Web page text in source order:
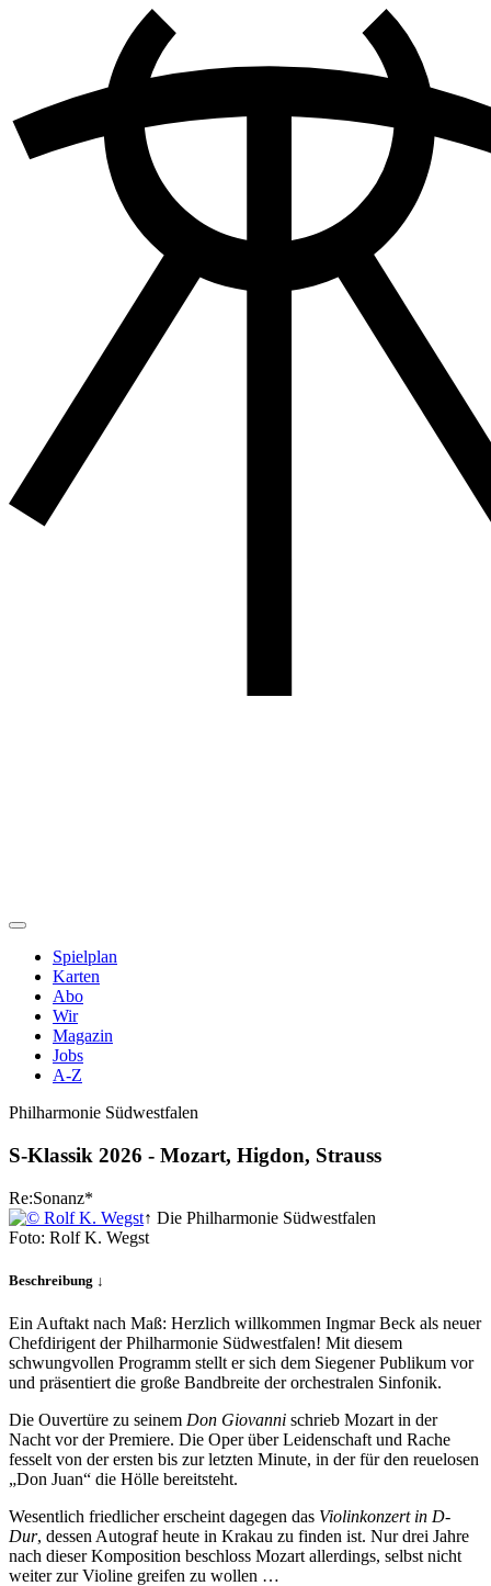
Spielplan
Karten
Abo
Wir
Magazin
Jobs
A-Z
Philharmonie Südwestfalen
S-Klassik 2026 - Mozart, Higdon, Strauss
Re:Sonanz*
↑ Die Philharmonie Südwestfalen
Foto: Rolf K. Wegst
Beschreibung ↓
Ein Auftakt nach Maß: Herzlich willkommen Ingmar Beck als neuer
Chefdirigent der Philharmonie Südwestfalen! Mit diesem
schwungvollen Programm stellt er sich dem Siegener Publikum vor
und präsentiert die große Bandbreite der orchestralen Sinfonik.
Die Ouvertüre zu seinem Don Giovanni schrieb Mozart in der
Nacht vor der Premiere. Die Oper über Leidenschaft und Rache
fesselt von der ersten bis zur letzten Minute, in der für den reuelosen
„Don Juan“ die Hölle bereitsteht.
Wesentlich friedlicher erscheint dagegen das Violinkonzert in D-
Dur, dessen Autograf heute in Krakau zu finden ist. Nur drei Jahre
nach dieser Komposition beschloss Mozart allerdings, selbst nicht
weiter zur Violine greifen zu wollen …